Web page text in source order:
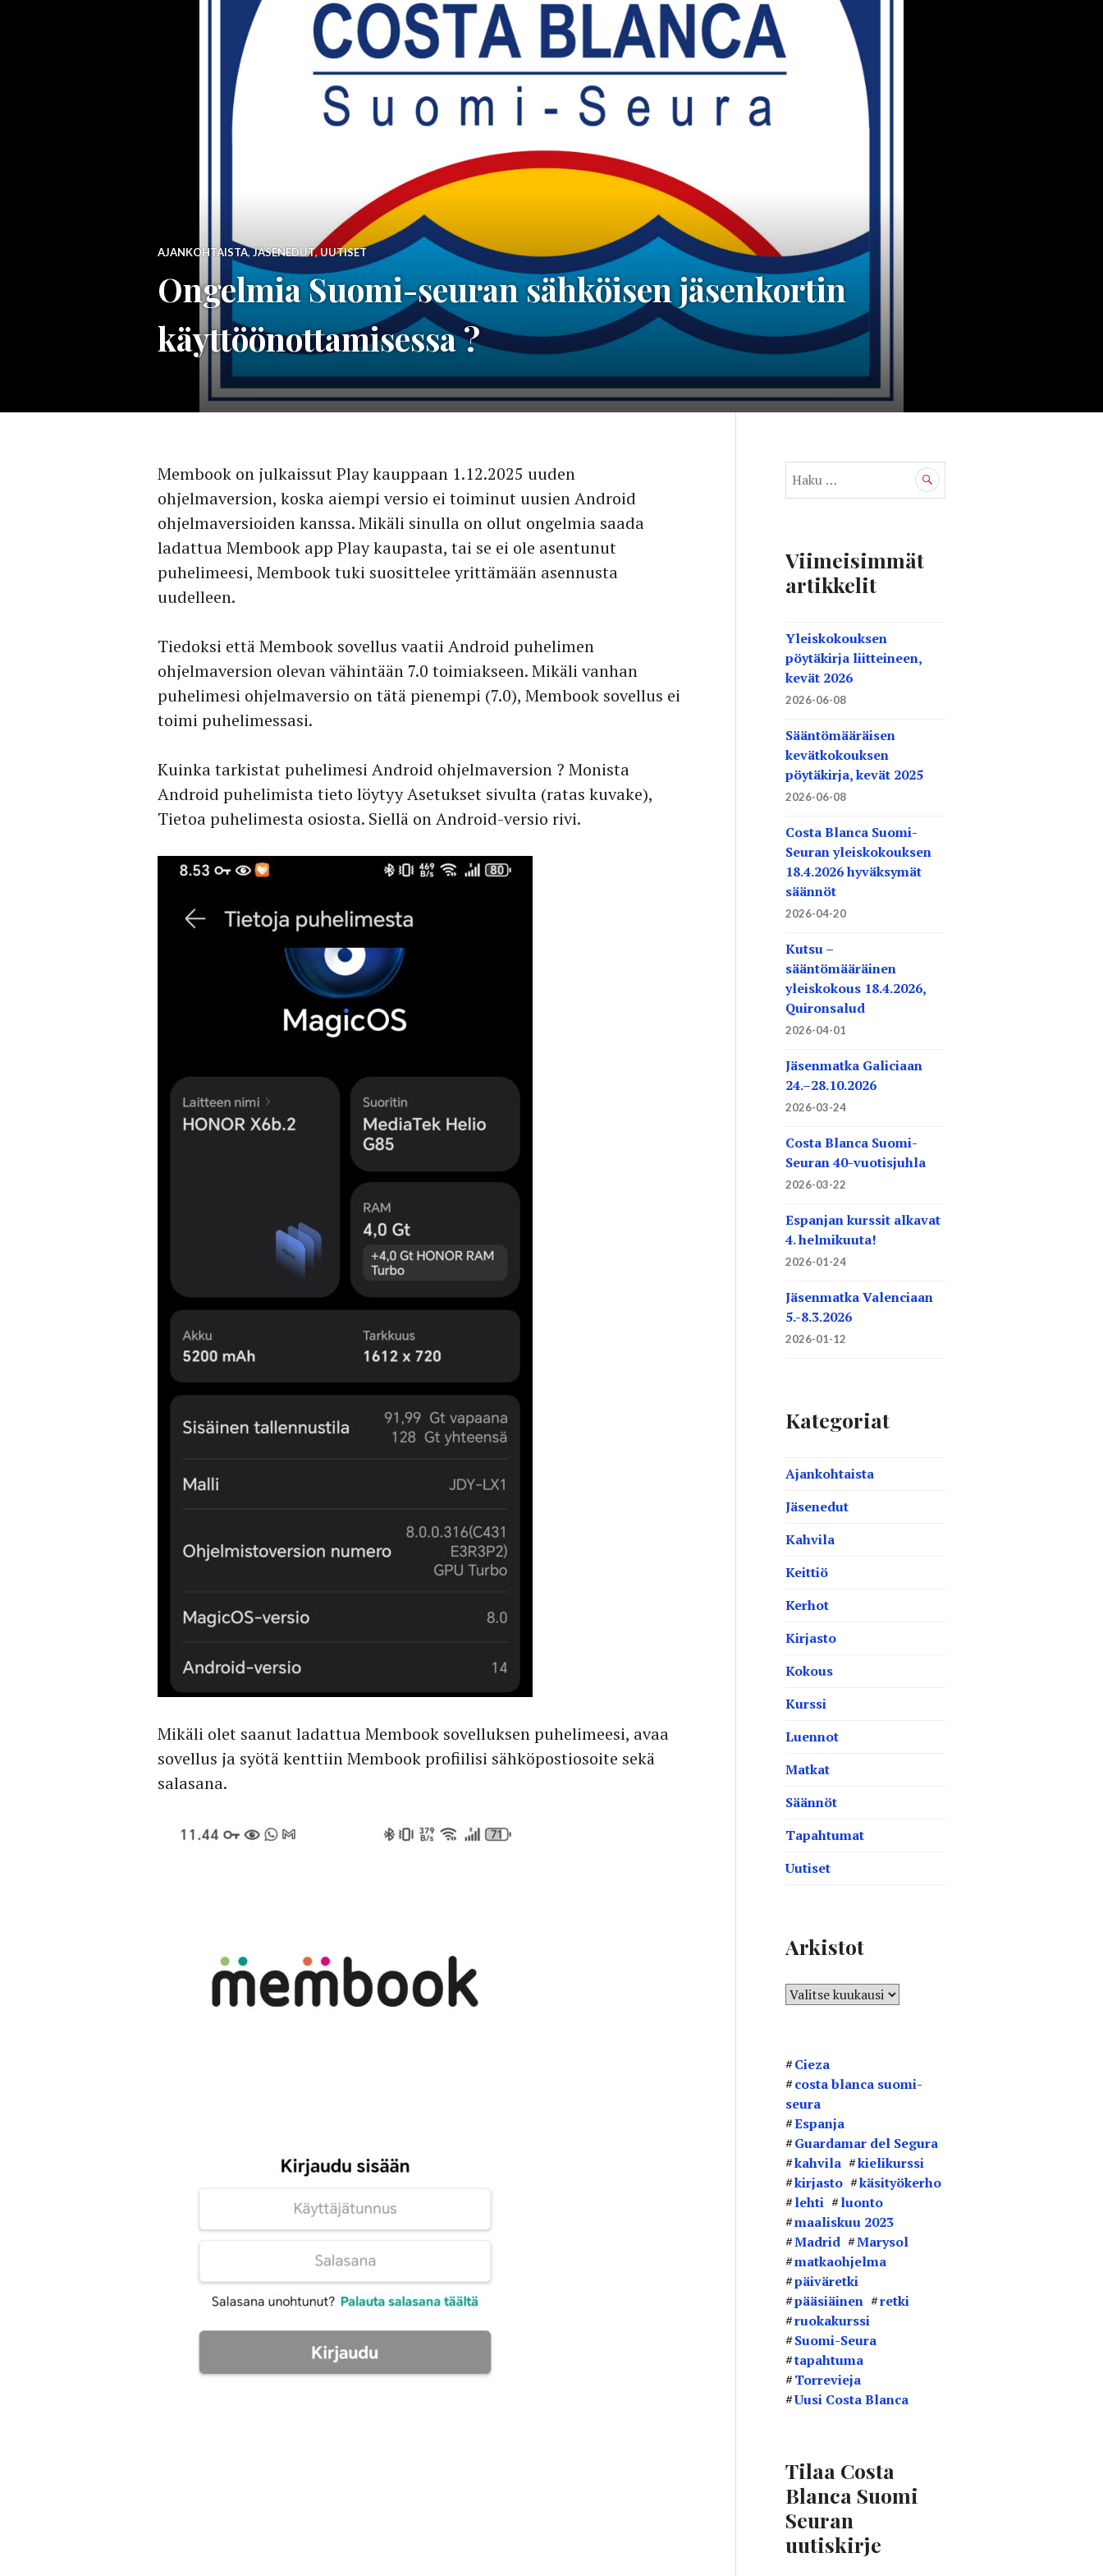
AJANKOHTAISTA,JÄSENEDUT,UUTISET
Ongelmia Suomi-seuran sähköisen jäsenkortin
käyttöönottamisessa ?
Membook on julkaissut Play kauppaan 1.12.2025 uuden
ohjelmaversion, koska aiempi versio ei toiminut uusien Android
ohjelmaversioiden kanssa. Mikäli sinulla on ollut ongelmia saada
ladattua Membook app Play kaupasta, tai se ei ole asentunut
puhelimeesi, Membook tuki suosittelee yrittämään asennusta
uudelleen.
Tiedoksi että Membook sovellus vaatii Android puhelimen
ohjelmaversion olevan vähintään 7.0 toimiakseen. Mikäli vanhan
puhelimesi ohjelmaversio on tätä pienempi (7.0), Membook sovellus ei
toimi puhelimessasi.
Kuinka tarkistat puhelimesi Android ohjelmaversion ? Monista
Android puhelimista tieto löytyy Asetukset sivulta (ratas kuvake),
Tietoa puhelimesta osiosta. Siellä on Android-versio rivi.
Mikäli olet saanut ladattua Membook sovelluksen puhelimeesi, avaa
sovellus ja syötä kenttiin Membook profiilisi sähköpostiosoite sekä
salasana.
Viimeisimmät
artikkelit
Yleiskokouksen
pöytäkirja liitteineen,
kevät 2026
2026-06-08
Sääntömääräisen
kevätkokouksen
pöytäkirja, kevät 2025
2026-06-08
Costa Blanca Suomi-
Seuran yleiskokouksen
18.4.2026 hyväksymät
säännöt
2026-04-20
Kutsu –
sääntömääräinen
yleiskokous 18.4.2026,
Quironsalud
2026-04-01
Jäsenmatka Galiciaan
24.–28.10.2026
2026-03-24
Costa Blanca Suomi-
Seuran 40-vuotisjuhla
2026-03-22
Espanjan kurssit alkavat
4. helmikuuta!
2026-01-24
Jäsenmatka Valenciaan
5.-8.3.2026
2026-01-12
Kategoriat
Ajankohtaista
Jäsenedut
Kahvila
Keittiö
Kerhot
Kirjasto
Kokous
Kurssi
Luennot
Matkat
Säännöt
Tapahtumat
Uutiset
Arkistot
A
s
t
o
t
Cieza
costa blanca suomi-
seura
Espanja
Guardamar del Segura
kahvila
kielikurssi
kirjasto
käsityökerho
lehti
luonto
maaliskuu 2023
Madrid
Marysol
matkaohjelma
päiväretki
pääsiäinen
retki
ruokakurssi
Suomi-Seura
tapahtuma
Torrevieja
Uusi Costa Blanca
Tilaa Costa
Blanca Suomi
Seuran
uutiskirje